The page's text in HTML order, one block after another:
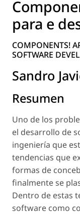
para e
COMPONENTS!
SOFTWARE
Sandro
Resumen
Uno de los
el desarrollo de
ingeniería que
tendencias que
formas de
finalmente se
Dentro de estas
software como